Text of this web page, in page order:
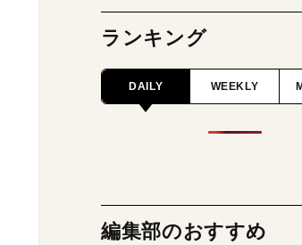
ランキング
DAILY WEEKLY
編集部のおすすめ